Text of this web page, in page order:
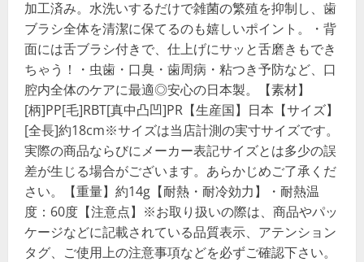
加工済み。水洗いするだけで雑菌の繁殖を抑制し、歯
ブラシ全体を清潔に保てるのも嬉しいポイント。・背
面には舌ブラシ付きで、仕上げにサッと舌磨きもでき
ちゃう！・虫歯・口臭・歯周病・粘つき予防など、口
腔内全体のケアに最適◎安心の日本製。【素材】
[柄]PP[毛]RBT[真中凸凹]PR【生産国】日本【サイズ】
[全長]約18cm※サイズは当店計測の実寸サイズです。
実際の商品ならびにメーカー表記サイズとは多少の誤
差が生じる場合がございます。あらかじめご了承くだ
さい。【重量】約14g【耐熱・耐冷効力】・耐熱温
度：60度【注意点】※お取り扱いの際は、商品やパッ
ケージなどに記載されている品質表示、アテンション
タグ、ご使用上の注意事項などを必ずご確認下さい。